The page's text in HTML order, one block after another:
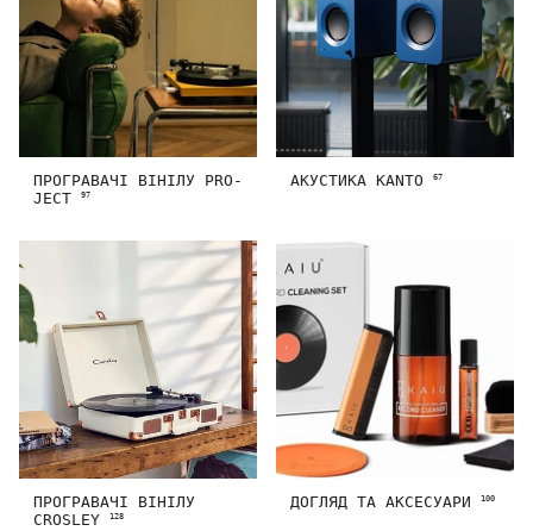
ПРОГРАВАЧІ ВІНІЛУ PRO-
JECT
97
АКУСТИКА KANTO 67
ПРОГРАВАЧІ ВІНІЛУ
CROSLEY
128
ДОГЛЯД ТА АКСЕСУАРИ 100